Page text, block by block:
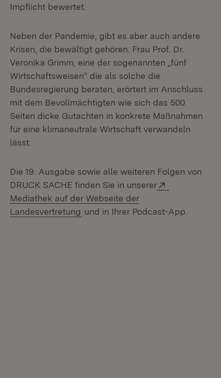
Impflicht bewertet.
Neben der Pandemie, gibt es aber auch andere
Krisen, die bewältigt gehören. Frau Prof. Dr.
Veronika Grimm, eine der sogenannten „fünf
Wirtschaftsweisen“ die als solche die
Bundesregierung beraten, erörtert im Anschluss
mit dem Bevollmächtigten wie sich das 500
Seiten dicke Gutachten in konkrete Maßnahmen
für eine klimaneutrale Wirtschaft verwandeln
lässt.
Die 19. Ausgabe sowie alle weiteren Folgen von
DRUCK SACHE finden Sie in unserer
Mediathek auf der Webseite der
Landesvertretung (Öffnet in neuem Fenster)
und in Ihrer Podcast-App.